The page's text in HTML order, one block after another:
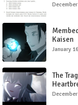
Kaisen
January
The